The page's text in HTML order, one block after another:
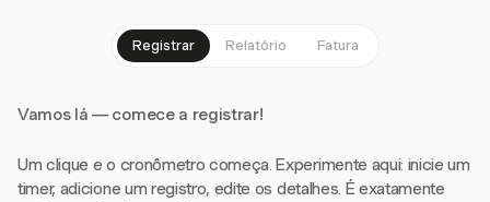
Registrar Relatório Fatura
Vamos lá — comece a registrar!
Um clique e o cronômetro começa. Experimente aqui: inicie um
timer, adicione um registro, edite os detalhes. É exatamente